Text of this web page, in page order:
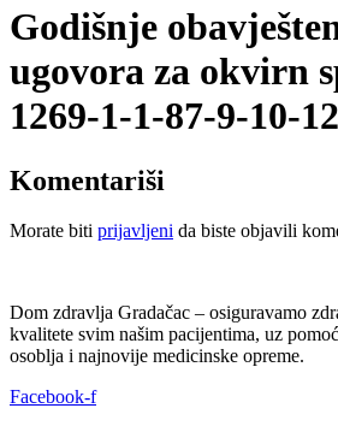
Godišnje
ugovora za okvirn
1269-1-1-87-9-10-
Komentariši
Morate biti prijavljeni da biste objavili
Dom zdravlja Gradačac – osiguravamo
kvalitete svim našim pacijentima, uz
osoblja i najnovije medicinske opreme.
Facebook-f